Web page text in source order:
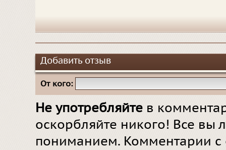
Добавить отзыв
От кого:
Не употребляйте в
оскорбляйте никого! Все вы
пониманием. Комментарии